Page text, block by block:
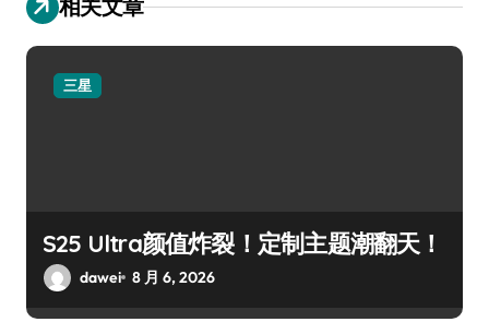
相关文章
三星
S25 Ultra颜值炸裂！定制主题潮翻天！
dawei 8 月 6, 2026